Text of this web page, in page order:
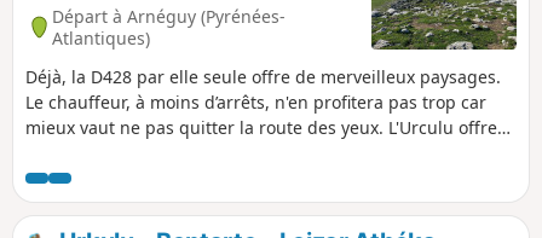
Départ à Arnéguy (Pyrénées-
Atlantiques)
Déjà, la D428 par elle seule offre de merveilleux paysages.
Le chauffeur, à moins d’arrêts, n'en profitera pas trop car
mieux vaut ne pas quitter la route des yeux. L'Urculu offre
plateaux d'où les vues sur les alentours et les montagnes
Basques et Béarnaises sont magnifiques.